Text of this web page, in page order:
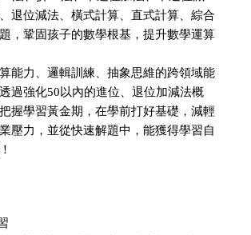
退位減法、橫式計算、直式計算、綜合
，鞏固孩子的數學根基，提升數學運算
能力、邏輯訓練、抽象思維的跨領域能
過強化50以內的進位、退位加減法概
握學習黃金期，在學前打好基礎，減輕
壓力，並從快速解題中，能獲得學習自